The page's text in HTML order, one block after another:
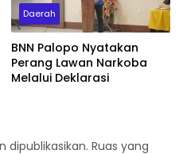
Daerah
BNN Palopo Nyatakan
Perang Lawan Narkoba
Melalui Deklarasi
dipublikasikan. Ruas yang